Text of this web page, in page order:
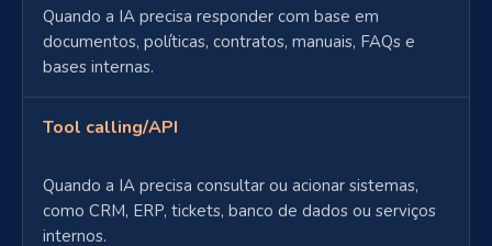
Quando a IA precisa responder com base em
documentos, políticas, contratos, manuais, FAQs e
bases internas.
Tool calling/API
Quando a IA precisa consultar ou acionar sistemas,
como CRM, ERP, tickets, banco de dados ou serviços
internos.